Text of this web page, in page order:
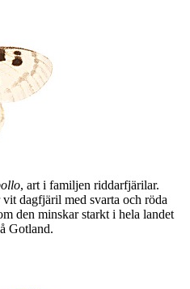
, art i familjen riddarfjärilar.
dagfjäril med svarta och röda
den minskar starkt i hela landet
Gotland.